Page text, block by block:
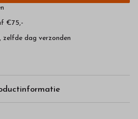
€75,-
zelfde dag verzonden